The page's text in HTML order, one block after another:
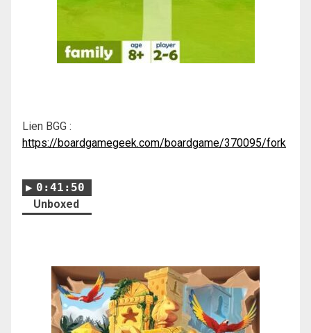
Lien BGG :
https://boardgamegeek.com/boardgame/370095/fork
0:41:50
Unboxed